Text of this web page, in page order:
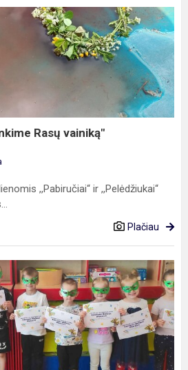
Rasų vainiką"
,,Pabiručiai“ ir ,,Pelėdžiukai“
Plačiau